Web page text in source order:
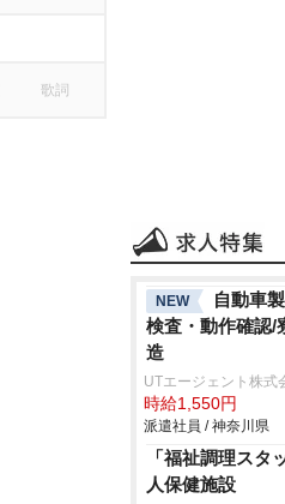
歌詞
NEW
自動車
検査・動作確認/
造
UTエージェント株式
時給1,550円
派遣社員 / 神奈川県
「福祉調理スタ
人保健施設